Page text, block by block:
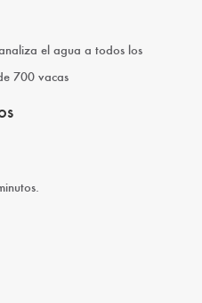
el agua a todos los
700 vacas